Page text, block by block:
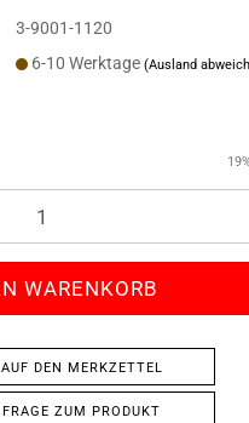
3-9001-1120
6-10 Werktage(Ausland
AUF DEN MERKZETTEL
FRAGE ZUM PRODUKT